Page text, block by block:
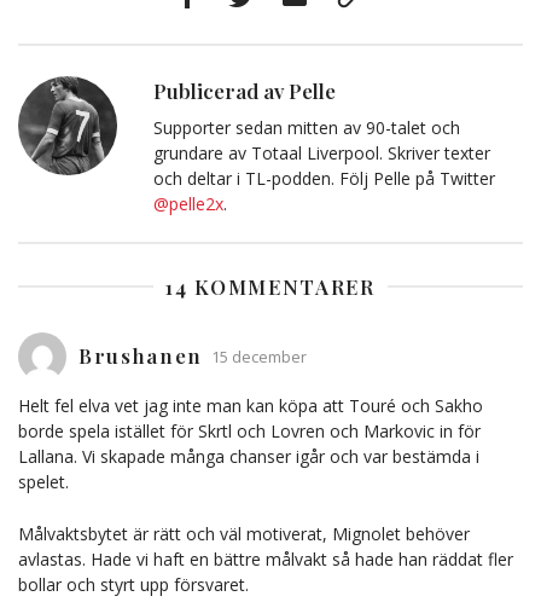
Publicerad av Pelle
Supporter sedan mitten av 90-talet och
grundare av Totaal Liverpool. Skriver texter
och deltar i TL-podden. Följ Pelle på Twitter
@pelle2x.
14 KOMMENTARER
Brushanen 15 december
Helt fel elva vet jag inte man kan köpa att Touré och Sakho
borde spela istället för Skrtl och Lovren och Markovic in för
Lallana. Vi skapade många chanser igår och var bestämda i
spelet.
Målvaktsbytet är rätt och väl motiverat, Mignolet behöver
avlastas. Hade vi haft en bättre målvakt så hade han räddat fler
bollar och styrt upp försvaret.